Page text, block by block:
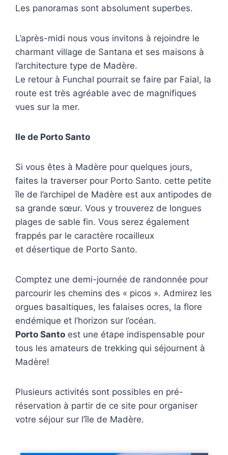
Les panoramas sont absolument superbes.
L’après-midi nous vous invitons à rejoindre le
charmant village de Santana et ses maisons à
l’architecture type de Madère.
Le retour à Funchal pourrait se faire par Faial, la
route est très agréable avec de magnifiques
vues sur la mer.
Ile de Porto Santo
Si vous êtes à Madère pour quelques jours,
faites la traverser pour Porto Santo. cette petite
île de l’archipel de Madère est aux antipodes de
sa grande sœur. Vous y trouverez de longues
plages de sable fin. Vous serez également
frappés par le caractère rocailleux
et désertique de Porto Santo.
Comptez une demi-journée de randonnée pour
parcourir les chemins des « picos ». Admirez les
orgues basaltiques, les falaises ocres, la flore
endémique et l’horizon sur l’océan.
Porto Santoest une étape indispensable pour
tous les amateurs de trekking qui séjournent à
Madère!
Plusieurs activités sont possibles en pré-
réservation à partir de ce site pour organiser
votre séjour sur l’île de Madère.